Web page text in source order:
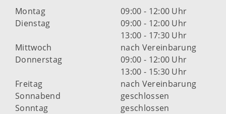
Montag
09:00 - 12:00 Uhr
Dienstag
09:00 - 12:00 Uhr
13:00 - 17:30 Uhr
Mittwoch
nach Vereinbarung
Donnerstag
09:00 - 12:00 Uhr
13:00 - 15:30 Uhr
Freitag
nach Vereinbarung
Sonnabend
geschlossen
Sonntag
geschlossen